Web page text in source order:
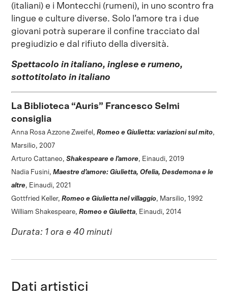
(italiani) e i Montecchi (rumeni), in uno scontro fra
lingue e culture diverse. Solo l’amore tra i due
giovani potrà superare il confine tracciato dal
pregiudizio e dal rifiuto della diversità.
Spettacolo in italiano, inglese e rumeno,
sottotitolato in italiano
La Biblioteca “Auris” Francesco Selmi
consiglia
Anna Rosa Azzone Zweifel,Romeo e Giulietta: variazioni sul mito,
Marsilio, 2007
Arturo Cattaneo,Shakespeare e l’amore, Einaudi, 2019
Nadia Fusini,Maestre d’amore: Giulietta, Ofelia, Desdemona e le
altre, Einaudi, 2021
Gottfried Keller,Romeo e Giulietta nel villaggio, Marsilio, 1992
William Shakespeare,Romeo e Giulietta, Einaudi, 2014
Durata: 1 ora e 40 minuti
Dati artistici